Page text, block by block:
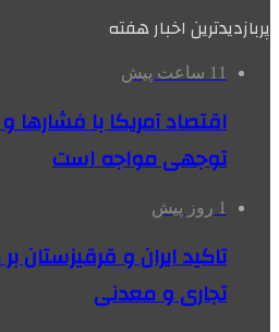
پربازدیدترین اخبار هفته
11 ساعت پیش
اقتصاد آمریکا با
توجهی مواجه است
1 روز پیش
تاکید ایران و
تجاری و معدنی